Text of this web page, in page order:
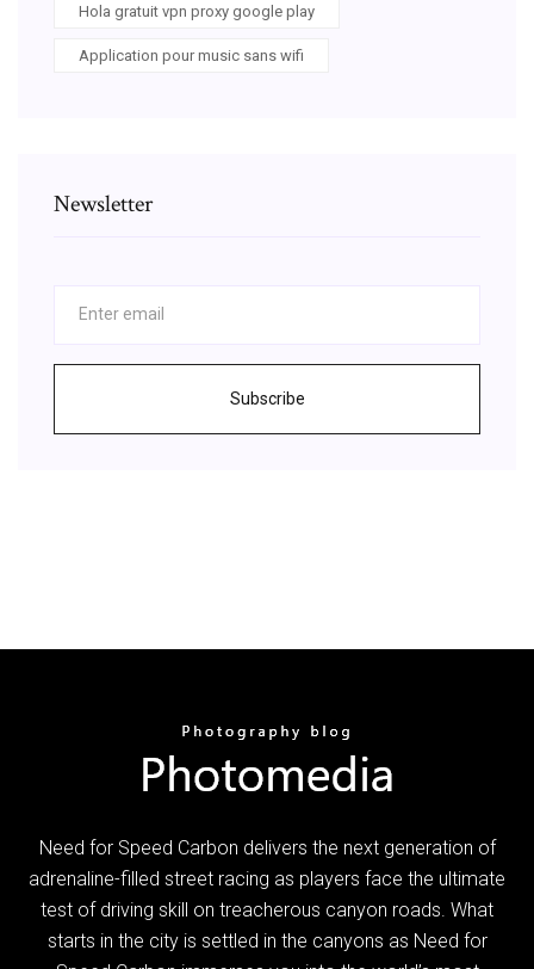
Hola gratuit vpn proxy google play
Application pour music sans wifi
Newsletter
Subscribe
Need for Speed Carbon delivers the next generation of
adrenaline-filled street racing as players face the ultimate
test of driving skill on treacherous canyon roads. What
starts in the city is settled in the canyons as Need for